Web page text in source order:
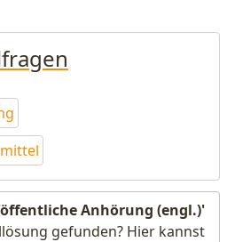
Anhörung (engl.)'
gefunden? Hier kannst